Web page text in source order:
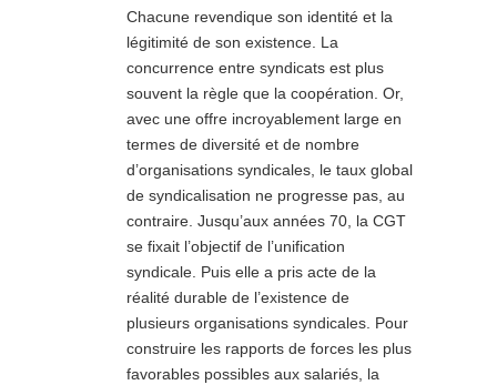
Chacune revendique son identité et la
légitimité de son existence. La
concurrence entre syndicats est plus
souvent la règle que la coopération. Or,
avec une offre incroyablement large en
termes de diversité et de nombre
d’organisations syndicales, le taux global
de syndicalisation ne progresse pas, au
contraire. Jusqu’aux années 70, la CGT
se fixait l’objectif de l’unification
syndicale. Puis elle a pris acte de la
réalité durable de l’existence de
plusieurs organisations syndicales. Pour
construire les rapports de forces les plus
favorables possibles aux salariés, la